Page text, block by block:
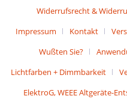
Widerrufsrecht &
Impressum
Kontakt
Wußten Sie?
Lichtfarben + Dimmbarkeit
ElektroG, WEEE Altgeräte-